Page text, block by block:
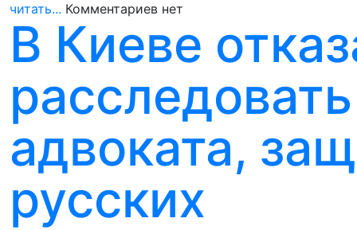
читать... Комментариев нет
В Киеве
адвоката,
русских